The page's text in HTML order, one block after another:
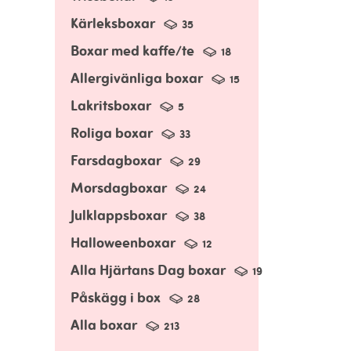
Kärleksboxar 35
Boxar med kaffe/te 18
Allergivänliga boxar 15
Lakritsboxar 5
Roliga boxar 33
Farsdagboxar 29
Morsdagboxar 24
Julklappsboxar 38
Halloweenboxar 12
Alla Hjärtans Dag boxar 19
Påskägg i box 28
Alla boxar 213